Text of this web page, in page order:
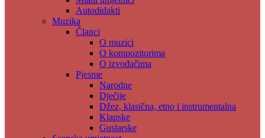
Autodidakti
Muzika
Članci
O muzici
O kompozitorima
O izvođačima
Pjesme
Narodne
Dječije
Džez, klasična, etno i instrumentalna
Klapske
Guslarske